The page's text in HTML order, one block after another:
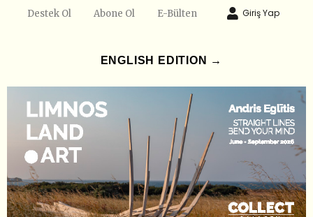
Destek Ol Abone Ol E-Bülten Giriş Yap
ENGLISH EDITION →